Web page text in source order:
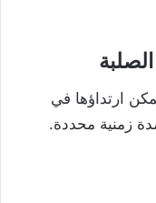
ارتداؤها في
مدة زمنية محددة.